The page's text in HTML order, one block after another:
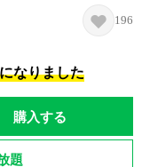
196
なりました
購入する
題